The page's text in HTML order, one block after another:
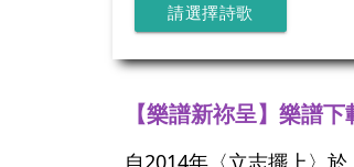
請選擇詩歌
【樂譜新祢呈】樂譜
自2014年〈立志擺上〉